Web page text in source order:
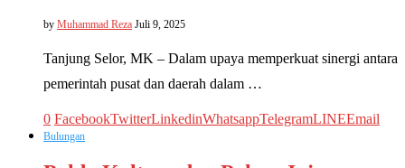
by Muhammad Reza Juli 9, 2025
Tanjung Selor, MK – Dalam upaya memperkuat sinergi antara
pemerintah pusat dan daerah dalam …
0 FacebookTwitterLinkedinWhatsappTelegramLINEEmail
Bulungan